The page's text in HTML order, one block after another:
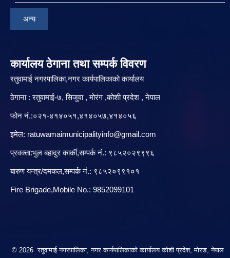
अन्य
कार्यालय ठेगाना तथा सम्पर्क विवरण
रतुवामाई नगरपालिका,नगर कार्यपालिकाको कार्यालय
ठेगाना : रतुवामाई-७, सिजुवा , मोरंग ,कोशी प्रदेश , नेपाल
फोन नं.:०२१-४१४०५१,४१४०५७,४१४०५६
इमेल: ratuwamaimunicipalityinfo@gmail.com
प्रवक्ता:भुल बहादुर कार्की,सम्पर्क नं.: ९८५२०२९९९६
बारु‌ण यन्त्र/दमकल,सम्पर्क नं.: ९८५२०९९१०१
Fire Brigade,Mobile No.: 9852099101
© 2026 रतुवामाई नगरपालिका, नगर कार्यपालिकाको कार्यालय कोशी प्रदेश, मोरङ, नेपाल